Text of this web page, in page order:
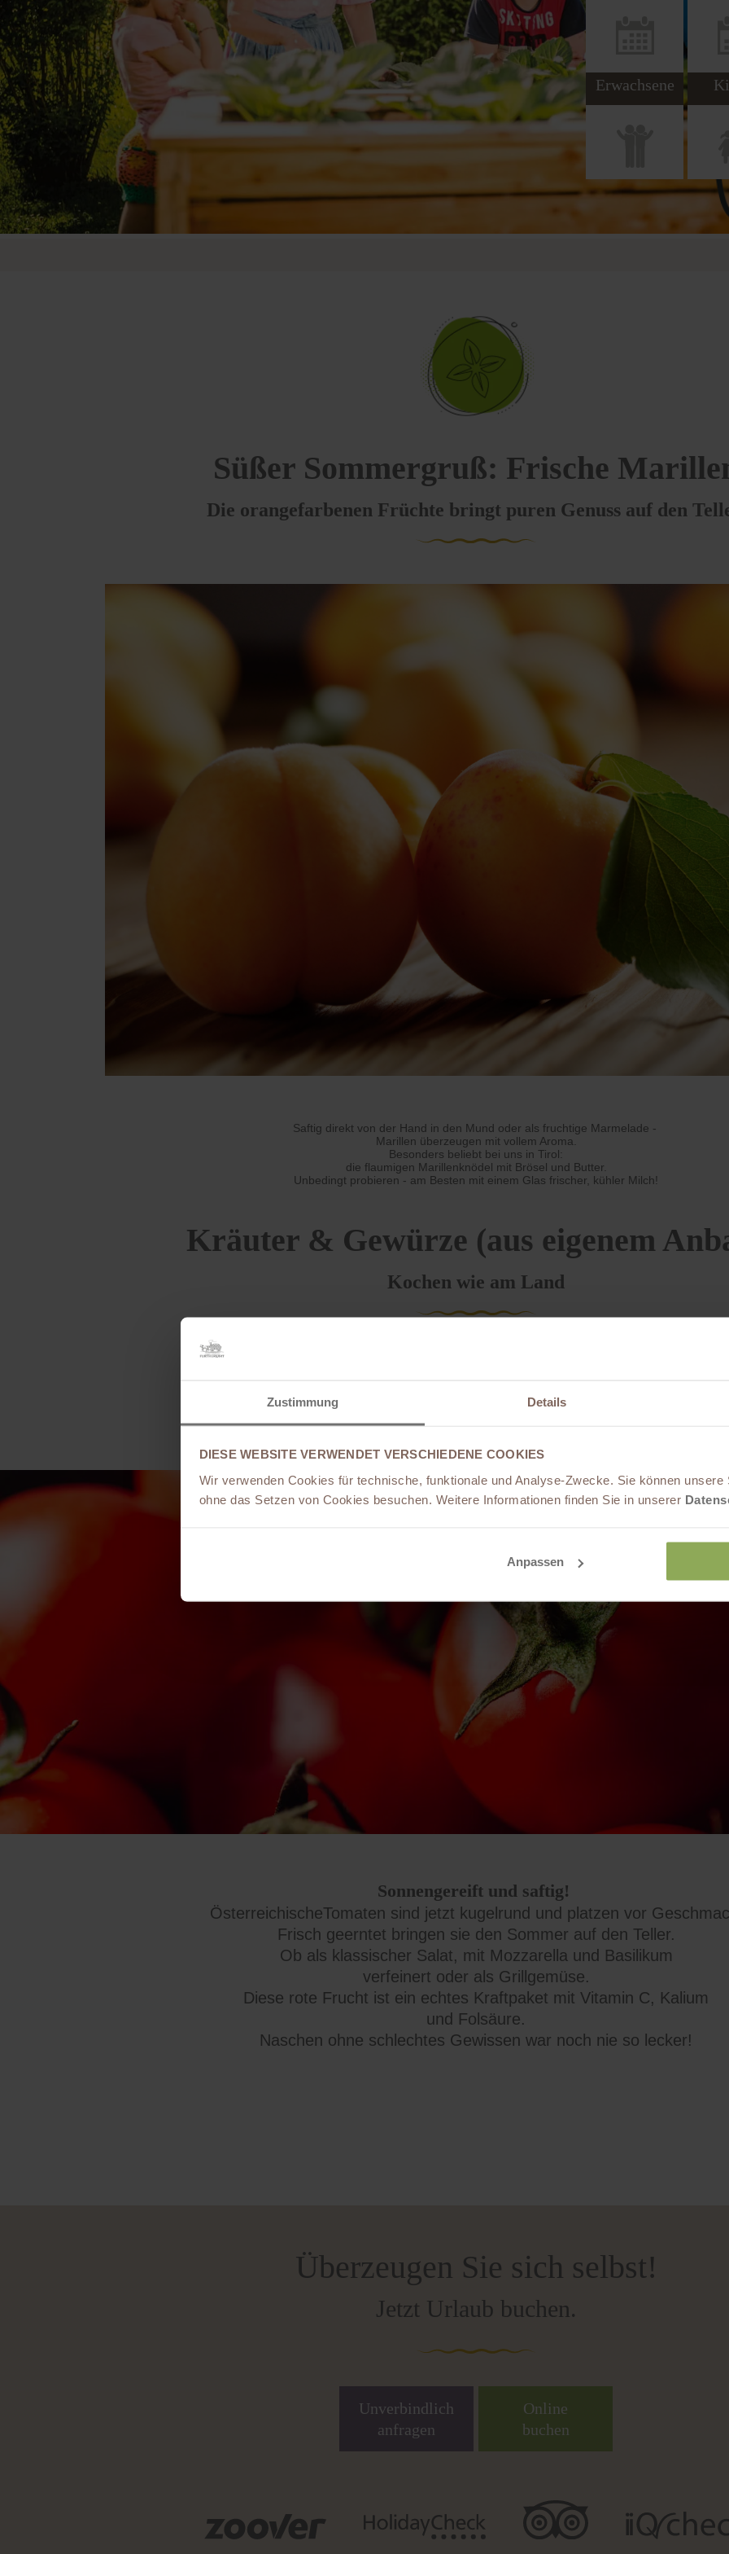
Zustimmung Details
DIESE WEBSITE VERWENDET VERSCHIEDENE COOKIES
Wir verwenden Cookies für technische, funktionale und Analyse-Zwecke. Sie können
ohne das Setzen von Cookies besuchen. Weitere Informationen finden Sie in unserer
Anpassen
Erwachsene
Süßer Sommergruß: Frische
Die orangefarbenen Früchte bringt puren Genuss auf den
Saftig direkt von der Hand in den Mund oder als fruchtige Marmelade -
Marillen überzeugen mit vollem Aroma.
Besonders beliebt bei uns in Tirol:
die flaumigen Marillenknödel mit Brösel und Butter.
Unbedingt probieren - am Besten mit einem Glas frischer, kühler Milch!
Kräuter & Gewürze (aus eigenem
Kochen wie am Land
Sonnengereift und saftig!
ÖsterreichischeTomaten sind jetzt kugelrund und platzen vor
Frisch geerntet bringen sie den Sommer auf den Teller.
Ob als klassischer Salat, mit Mozzarella und Basilikum
verfeinert oder als Grillgemüse.
Diese rote Frucht ist ein echtes Kraftpaket mit Vitamin C, Kalium
und Folsäure.
Naschen ohne schlechtes Gewissen war noch nie so lecker!
Überzeugen Sie sich selbst!
Jetzt Urlaub buchen.
Unverbindlich
anfragen
Online
buchen